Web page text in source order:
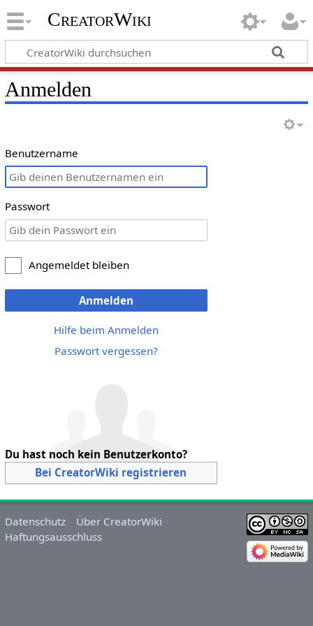
CreatorWiki
Anmelden
Benutzername
Passwort
Angemeldet bleiben
Anmelden
Hilfe beim Anmelden
Passwort vergessen?
Du hast noch kein Benutzerkonto?
Bei CreatorWiki registrieren
Datenschutz
Über CreatorWiki
Haftungsausschluss